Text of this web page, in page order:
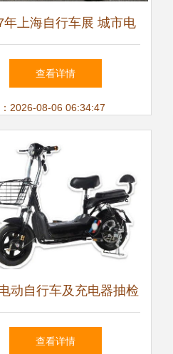
年上海自行车展 城市电
动助力自行车新趋势
查看详情
2026-08-06 06:34:47
动自行车及充电器抽检
格，知名品牌雷迪森、爱
查看详情